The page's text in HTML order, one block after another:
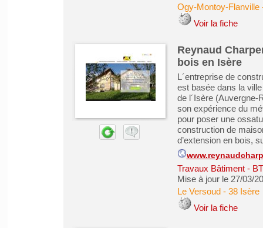
Ogy-Montoy-Flanville
Voir la fiche
Reynaud
bois en Isère
L´entreprise de
est basée dans la
de l´Isère
son expérience du
pour poser une
construction de
d’extension en bois,
Travaux Bâtiment -
Mise à jour le 27/03/
Le Versoud- 38 Isère
Voir la fiche